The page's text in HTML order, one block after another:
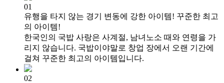
01
유행을 타지 않는 경기 변동에 강한 아이템! 꾸준한 최고
의 아이템!
한국인의 국밥 사랑은 사계절, 남녀노소 때와 연령을 가
리지 않습니다. 국밥이야말로 창업 장에서 오랜 기간에
걸쳐 꾸준한 최고의 아이템입니다.
02